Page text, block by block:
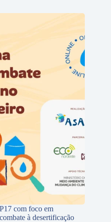
com foco em
à desertificação